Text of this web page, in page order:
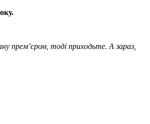
прем’єром, тоді приходьте. А зараз,